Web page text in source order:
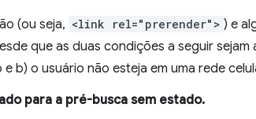
(ou seja, <link rel="prerender"> ) e
que as duas condições a seguir sejam
b) o usuário não esteja em uma rede
para a pré-busca sem estado.